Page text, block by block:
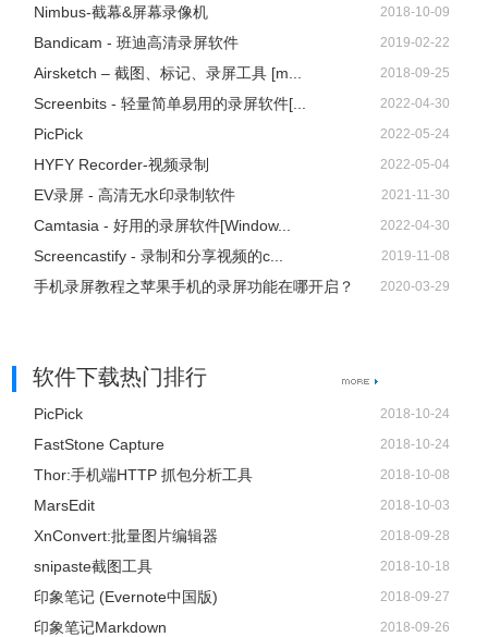
3.4 摄像头录制
如果你想录制画中画效果，你可以直接点击摄像头按钮，同
时录制摄像头画面和屏幕操作；如果你想单独录制摄像头画
面，则可以从顶部工具栏“录制”的下拉列表中选择“摄像头”，
然后就会在倒计时后直接记录摄像头画面了。
Nimbus-截幕&屏幕录像机 2018-10-09
Bandicam - 班迪高清录屏软件 2019-02-22
Airsketch – 截图、标记、录屏工具 [m... 2018-09-25
Screenbits - 轻量简单易用的录屏软件[... 2022-04-30
PicPick 2022-05-24
HYFY Recorder-视频录制 2022-05-04
EV录屏 - 高清无水印录制软件 2021-11-30
Camtasia - 好用的录屏软件[Window... 2022-04-30
Screencastify - 录制和分享视频的c... 2019-11-08
手机录屏教程之苹果手机的录屏功能在哪开启？ 2020-03-29
软件下载热门排行
PicPick 2018-10-24
FastStone Capture 2018-10-24
Thor:手机端HTTP 抓包分析工具 2018-10-08
MarsEdit 2018-10-03
XnConvert:批量图片编辑器 2018-09-28
snipaste截图工具 2018-10-18
印象笔记 (Evernote中国版) 2018-09-27
印象笔记Markdown 2018-09-26